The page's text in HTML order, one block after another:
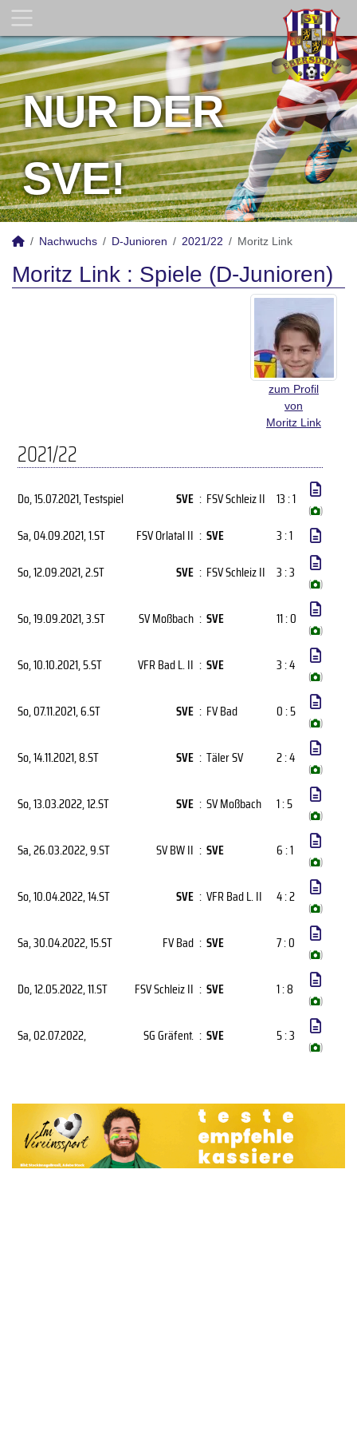
NUR DER
SVE!
Nachwuchs D-Junioren 2021/22 Moritz Link
Moritz Link : Spiele (D-Junioren)
zum Profil
von
Moritz Link
2021/22
Do, 15.07.2021, Testspiel SVE : FSV Schleiz II 13 : 1
( )
Sa, 04.09.2021, 1.ST FSV Orlatal II : SVE
3 : 1
So, 12.09.2021, 2.ST SVE : FSV Schleiz II 3 : 3
( )
So, 19.09.2021, 3.ST SV Moßbach : SVE 11 : 0
( )
So, 10.10.2021, 5.ST VFR Bad L. II : SVE 3 : 4
( )
So, 07.11.2021, 6.ST SVE : FV Bad 0 : 5
( )
So, 14.11.2021, 8.ST SVE : Täler SV 2 : 4
( )
So, 13.03.2022, 12.ST SVE : SV Moßbach 1 : 5
( )
Sa, 26.03.2022, 9.ST SV BW II : SVE 6 : 1
( )
So, 10.04.2022, 14.ST SVE : VFR Bad L. II 4 : 2
( )
Sa, 30.04.2022, 15.ST FV Bad : SVE 7 : 0
( )
Do, 12.05.2022, 11.ST FSV Schleiz II : SVE 1 : 8
( )
Sa, 02.07.2022, SG Gräfent. : SVE 5 : 3
( )